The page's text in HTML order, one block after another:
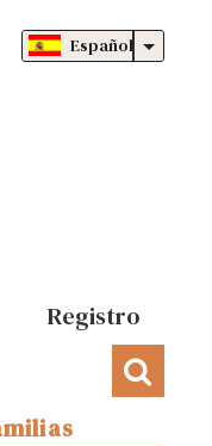
Español
Registro